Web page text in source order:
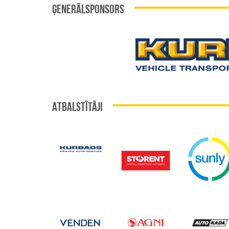
ĢENERĀLSPONSORS
ATBALSTĪTĀJI